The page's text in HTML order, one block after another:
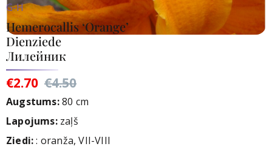
G-H
Hemerocallis ‘Orange’
Dienziede
Лилейник
€2.70 €4.50
Augstums:80 cm
Lapojums:zaļš
Ziedi:: oranža, VII-VIII